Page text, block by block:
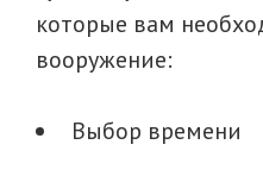
которые вам
вооружение:
Выбор времени